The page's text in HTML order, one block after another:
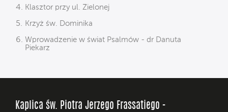
Klasztor przy ul. Zielonej
Krzyż św. Dominika
Wprowadzenie w świat Psalmów - dr Danuta
Piekarz
Kaplica św. Piotra Jerzego Frassatiego -